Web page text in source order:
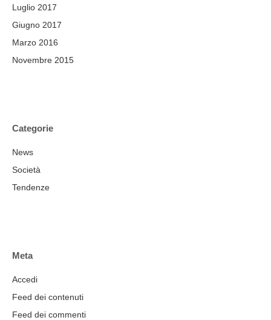
Luglio 2017
Giugno 2017
Marzo 2016
Novembre 2015
Categorie
News
Società
Tendenze
Meta
Accedi
Feed dei contenuti
Feed dei commenti